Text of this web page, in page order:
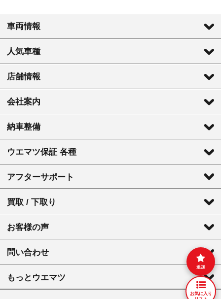
車両情報
人気車種
店舗情報
会社案内
納車整備
ウエマツ保証 各種
アフターサポート
買取 / 下取り
お客様の声
問い合わせ
もっとウエマツ
追加
お気に入り